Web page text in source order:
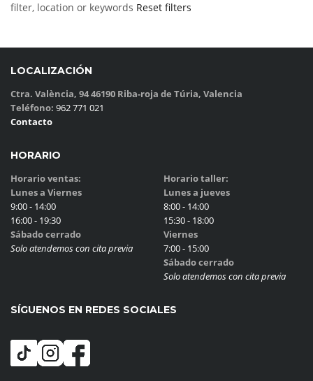
filter, location or keywords Reset filters
LOCALIZACIÓN
Ctra. València, 94 46190 Riba-roja de Túria, Valencia
Teléfono: 962 771 021
Contacto
HORARIO
Horario ventas:
Lunes a Viernes
9:00 - 14:00
16:00 - 19:30
Sábado cerrado
Solo atendemos con cita previa
Horario taller:
Lunes a jueves
8:00 - 14:00
15:30 - 18:00
Viernes
7:00 - 15:00
Sábado cerrado
Solo atendemos con cita previa
SÍGUENOS EN REDES SOCIALES